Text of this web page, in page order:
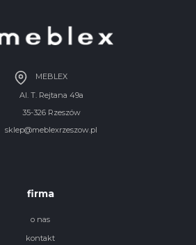
MEBLEX
Al. T. Rejtana 49a
35-326 Rzeszów
sklep@meblexrzeszow.pl
firma
o nas
kontakt